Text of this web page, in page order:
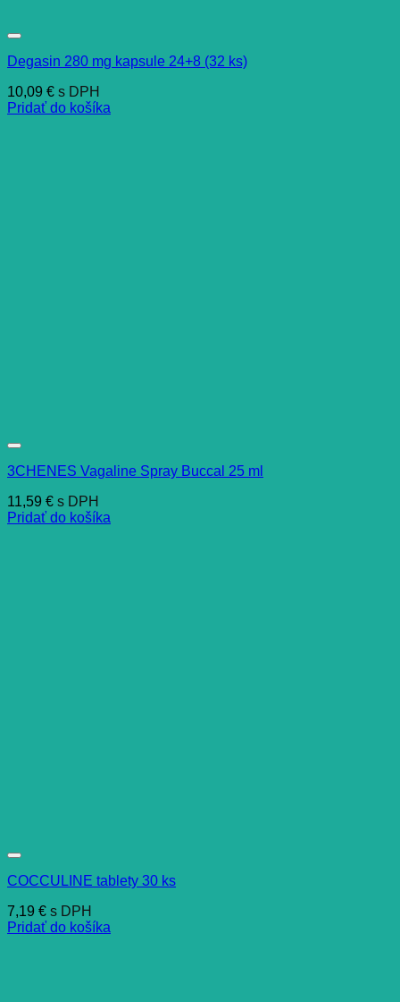
Degasin 280 mg kapsule 24+8 (32 ks)
10,09 € s DPH
Pridať do košíka
3CHENES Vagaline Spray Buccal 25 ml
11,59 € s DPH
Pridať do košíka
COCCULINE tablety 30 ks
7,19 € s DPH
Pridať do košíka